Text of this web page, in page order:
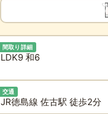
間取り詳細
LDK9 和6
交通
JR徳島線 佐古駅 徒歩2分